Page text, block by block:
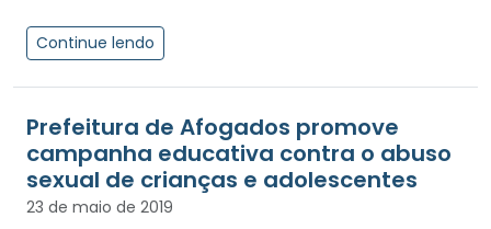
Continue lendo
Prefeitura de Afogados promove
campanha educativa contra o abuso
sexual de crianças e adolescentes
23 de maio de 2019